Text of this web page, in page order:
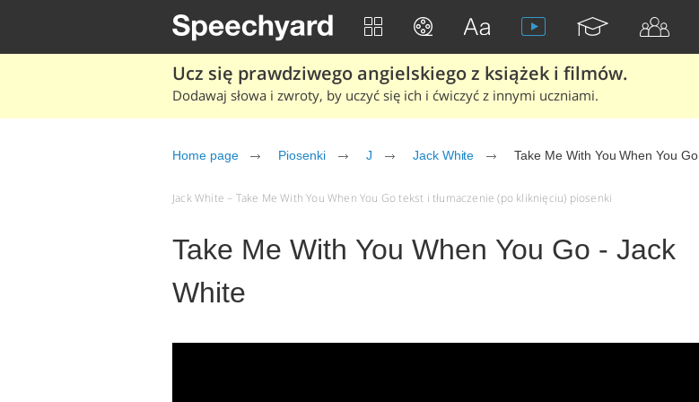
Ucz się prawdziwego angielskiego z książek i filmów.
Dodawaj słowa i zwroty, by uczyć się ich i ćwiczyć z innymi uczniami.
Home page Piosenki J Jack White Take Me With You When You Go
Jack White – Take Me With You When You Go tekst i tłumaczenie (po kliknięciu) piosenki
Take Me With You When You Go - Jack
White